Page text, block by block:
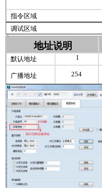
指令区域
调试区域
地址说明
默认地址 1
广播地址 254